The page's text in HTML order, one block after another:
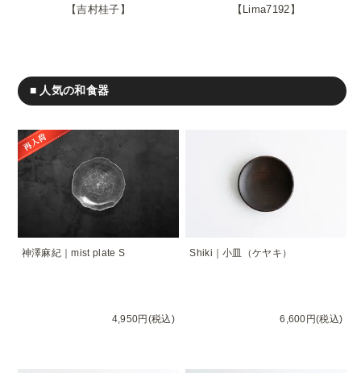
吉村桂子 Lima7192
■ 人気の和食器
神澤麻紀｜mist plate S
4,950円(税込)
Shiki｜小皿（ケヤキ）
6,600円(税込)